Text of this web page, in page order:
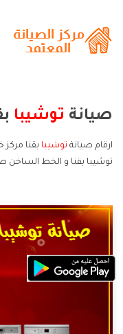
صيانة توشيبا
ارقام صيانة توشيبا بقنا
توشيبا بقنا و الخط الساخن